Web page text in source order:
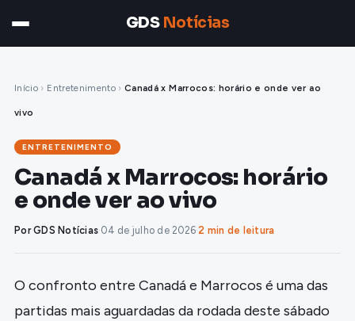
GDS Notícias
Início › Entretenimento › Canadá x Marrocos: horário e onde ver ao
vivo
ENTRETENIMENTO
Canadá x Marrocos: horário
e onde ver ao vivo
Por GDS Notícias·04 de julho de 2026·2 min de leitura
O confronto entre Canadá e Marrocos é uma das
partidas mais aguardadas da rodada deste sábado